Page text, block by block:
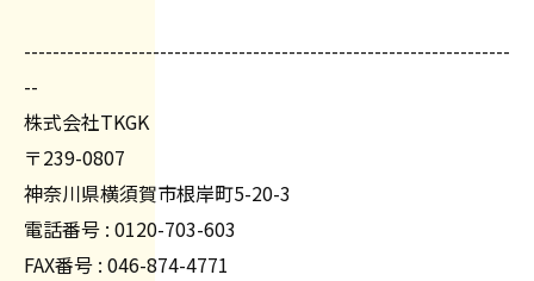
--------------------------------------------------------------------
--
株式会社TKGK
〒239-0807
神奈川県横須賀市根岸町5-20-3
電話番号 : 0120-703-603
FAX番号 : 046-874-4771